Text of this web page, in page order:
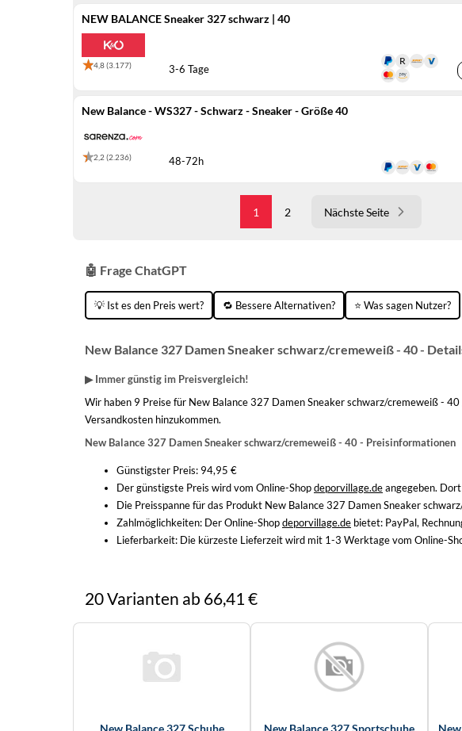
NEW BALANCE Sneaker 327 schwarz | 40
4,8 (3.177) 3-6 Tage
New Balance - WS327 - Schwarz - Sneaker - Größe 40
2,2 (2.236) 48-72h
1 2 Nächste Seite
🤖 Frage ChatGPT
💡 Ist es den Preis wert? 🔁 Bessere Alternativen? ⭐ Was sagen Nutzer?
New Balance 327 Damen Sneaker schwarz/cremeweiß - 40 -
▶ Immer günstig im Preisvergleich!
Wir haben 9 Preise für New Balance 327 Damen Sneaker schwarz/cremeweiß -
Versandkosten hinzukommen.
New Balance 327 Damen Sneaker schwarz/cremeweiß - 40 - Preisinformationen
Günstigster Preis: 94,95 €
Der günstigste Preis wird vom Online-Shopdeporvillage.deangegeben.
Die Preisspanne für das Produkt New Balance 327 Damen Sneaker
Zahlmöglichkeiten: Der Online-Shopdeporvillage.de bietet: PayPal,
Lieferbarkeit: Die kürzeste Lieferzeit wird mit 1-3 Werktage vom Online-
20 Varianten ab 66,41 €
New Balance 327 Schuhe
New Balance 327 Sportschuhe